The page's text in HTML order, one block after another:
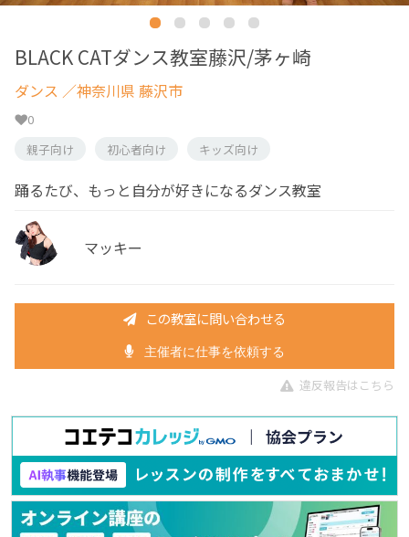
BLACK CATダンス教室藤沢/茅ヶ崎
ダンス ／神奈川県 藤沢市
0
親子向け
初心者向け キッズ向け
踊るたび、もっと自分が好きになるダンス教室
マッキー
この教室に問い合わせる
主催者に仕事を依頼する
違反報告はこちら